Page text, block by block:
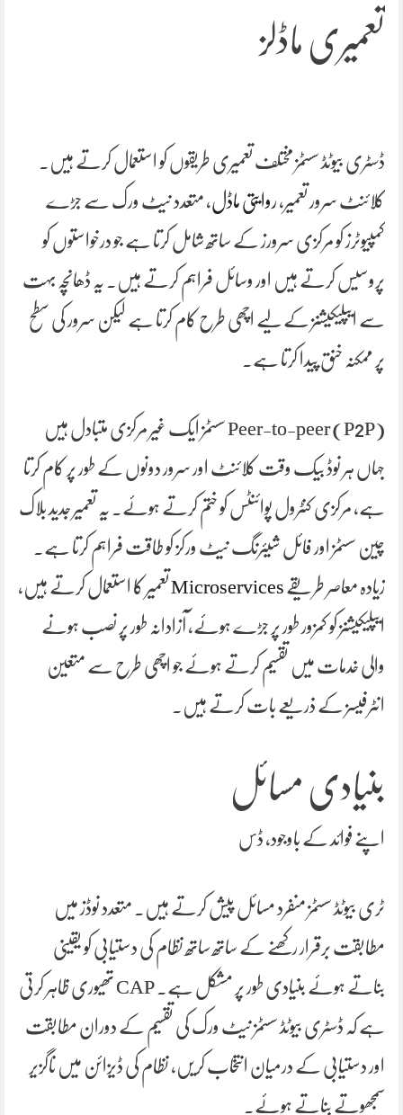
تعمیری ماڈلز
ڈسٹری بیوٹڈ سسٹمز مختلف تعمیری طریقوں کو استعمال کرتے ہیں۔
کلائنٹ سرور تعمیر، روایتی ماڈل، متعدد نیٹ ورک سے جڑے
کمپیوٹرز کو مرکزی سرورز کے ساتھ شامل کرتا ہے جو درخواستوں کو
پروسیس کرتے ہیں اور وسائل فراہم کرتے ہیں۔ یہ ڈھانچہ بہت
سے ایپلیکیشنز کے لیے اچھی طرح کام کرتا ہے لیکن سرور کی سطح
پر ممکنہ خنق پیدا کرتا ہے۔
Peer-to-peer (P2P) سسٹمز ایک غیر مرکزی متبادل ہیں
جہاں ہر نوڈ بیک وقت کلائنٹ اور سرور دونوں کے طور پر کام کرتا
ہے، مرکزی کنٹرول پوائنٹس کو ختم کرتے ہوئے۔ یہ تعمیر جدید بلاک
چین سسٹمز اور فائل شیئرنگ نیٹ ورکز کو طاقت فراہم کرتا ہے۔
زیادہ معاصر طریقے Microservices تعمیر کا استعمال کرتے ہیں،
ایپلیکیشنز کو کمزور طور پر جڑے ہوئے، آزادانہ طور پر نصب ہونے
والی خدمات میں تقسیم کرتے ہوئے جو اچھی طرح سے متعین
انٹرفیسز کے ذریعے بات کرتے ہیں۔
بنیادی مسائل
اپنے فوائد کے باوجود، ڈس
ٹری بیوٹڈ سسٹمز منفرد مسائل پیش کرتے ہیں۔ متعدد نوڈز میں
مطابقت برقرار رکھنے کے ساتھ ساتھ نظام کی دستیابی کو یقینی
بناتے ہوئے بنیادی طور پر مشکل ہے۔ CAP تھیوری ظاہر کرتی
ہے کہ ڈسٹری بیوٹڈ سسٹمز نیٹ ورک کی تقسیم کے دوران مطابقت
اور دستیابی کے درمیان انتخاب کریں، نظام کی ڈیزائن میں ناگزیر
سمجھوتے بناتے ہوئے۔